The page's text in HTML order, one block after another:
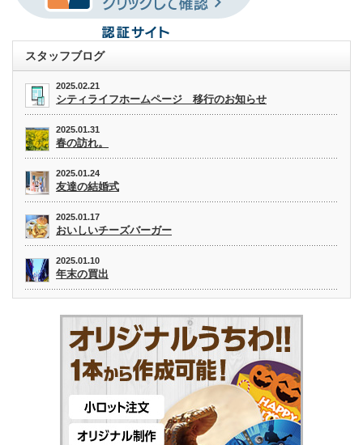
スタッフブログ
2025.02.21
シティライフホームページ 移行のお知らせ
2025.01.31
春の訪れ。
2025.01.24
友達の結婚式
2025.01.17
おいしいチーズバーガー
2025.01.10
年末の買出